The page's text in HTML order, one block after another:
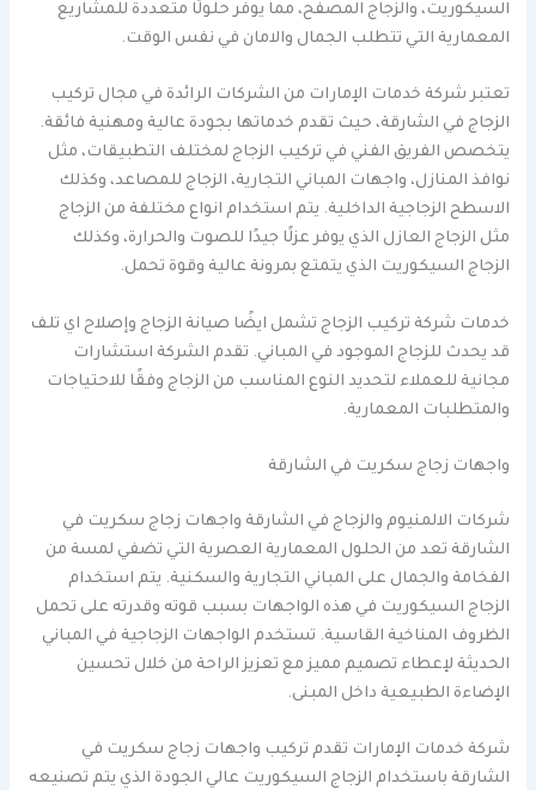
السيكوريت، والزجاج المصفح، مما يوفر حلولًا متعددة للمشاريع
المعمارية التي تتطلب الجمال والامان في نفس الوقت.
تعتبر شركة خدمات الإمارات من الشركات الرائدة في مجال تركيب
الزجاج في الشارقة، حيث تقدم خدماتها بجودة عالية ومهنية فائقة.
يتخصص الفريق الفني في تركيب الزجاج لمختلف التطبيقات، مثل
نوافذ المنازل، واجهات المباني التجارية، الزجاج للمصاعد، وكذلك
الاسطح الزجاجية الداخلية. يتم استخدام انواع مختلفة من الزجاج
مثل الزجاج العازل الذي يوفر عزلًا جيدًا للصوت والحرارة، وكذلك
الزجاج السيكوريت الذي يتمتع بمرونة عالية وقوة تحمل.
خدمات شركة تركيب الزجاج تشمل ايضًا صيانة الزجاج وإصلاح اي تلف
قد يحدث للزجاج الموجود في المباني. تقدم الشركة استشارات
مجانية للعملاء لتحديد النوع المناسب من الزجاج وفقًا للاحتياجات
والمتطلبات المعمارية.
واجهات زجاج سكريت في الشارقة
شركات الالمنيوم والزجاج في الشارقة واجهات زجاج سكريت في
الشارقة تعد من الحلول المعمارية العصرية التي تضفي لمسة من
الفخامة والجمال على المباني التجارية والسكنية. يتم استخدام
الزجاج السيكوريت في هذه الواجهات بسبب قوته وقدرته على تحمل
الظروف المناخية القاسية. تستخدم الواجهات الزجاجية في المباني
الحديثة لإعطاء تصميم مميز مع تعزيز الراحة من خلال تحسين
الإضاءة الطبيعية داخل المبنى.
شركة خدمات الإمارات تقدم تركيب واجهات زجاج سكريت في
الشارقة باستخدام الزجاج السيكوريت عالي الجودة الذي يتم تصنيعه